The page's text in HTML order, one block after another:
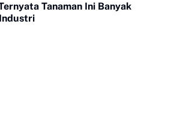
Tanaman Ini Banyak